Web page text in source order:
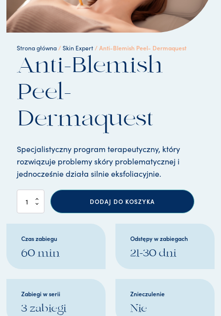
Strona główna /Skin Expert / Anti-Blemish Peel- Dermaquest
Anti-Blemish
Peel-
Dermaquest
Specjalistyczny program terapeutyczny, który
rozwiązuje problemy skóry problematycznej i
jednocześnie działa silnie eksfoliacyjnie.
ś
DODAJ DO KOSZYKA
Czas zabiegu
60 min
Odstępy w zabiegach
21-30 dni
Zabiegi w serii
3 zabiegi
Znieczulenie
Nie